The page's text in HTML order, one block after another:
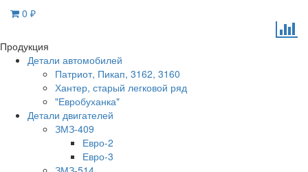
0 ₽
Продукция
Детали автомобилей
Патриот, Пикап, 3162, 3160
Хантер, старый легковой ряд
"Евробуханка"
Детали двигателей
ЗМЗ-409
Евро-2
Евро-3